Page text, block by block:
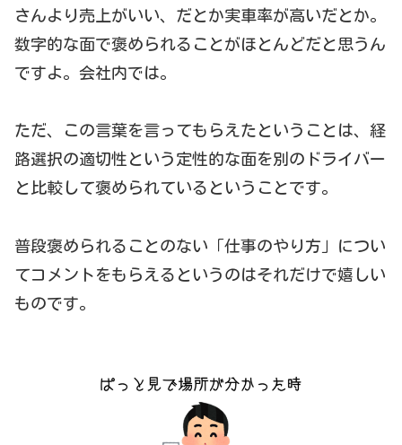
さんより売上がいい、だとか実車率が高いだとか。
数字的な面で褒められることがほとんどだと思うん
ですよ。会社内では。
ただ、この言葉を言ってもらえたということは、経
路選択の適切性という定性的な面を別のドライバー
と比較して褒められているということです。
普段褒められることのない「仕事のやり方」につい
てコメントをもらえるというのはそれだけで嬉しい
ものです。